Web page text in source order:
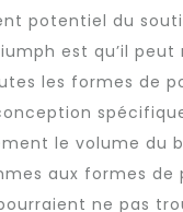
potentiel du
est qu’il peut
les formes de
le volume du
aux formes de
ne pas